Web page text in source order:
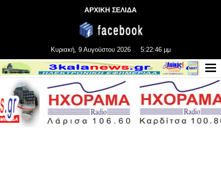
ΑΡΧΙΚΗ ΣΕΛΙΔΑ
Κυριακή, 9 Αυγούστου 2026 5:22:46 μμ